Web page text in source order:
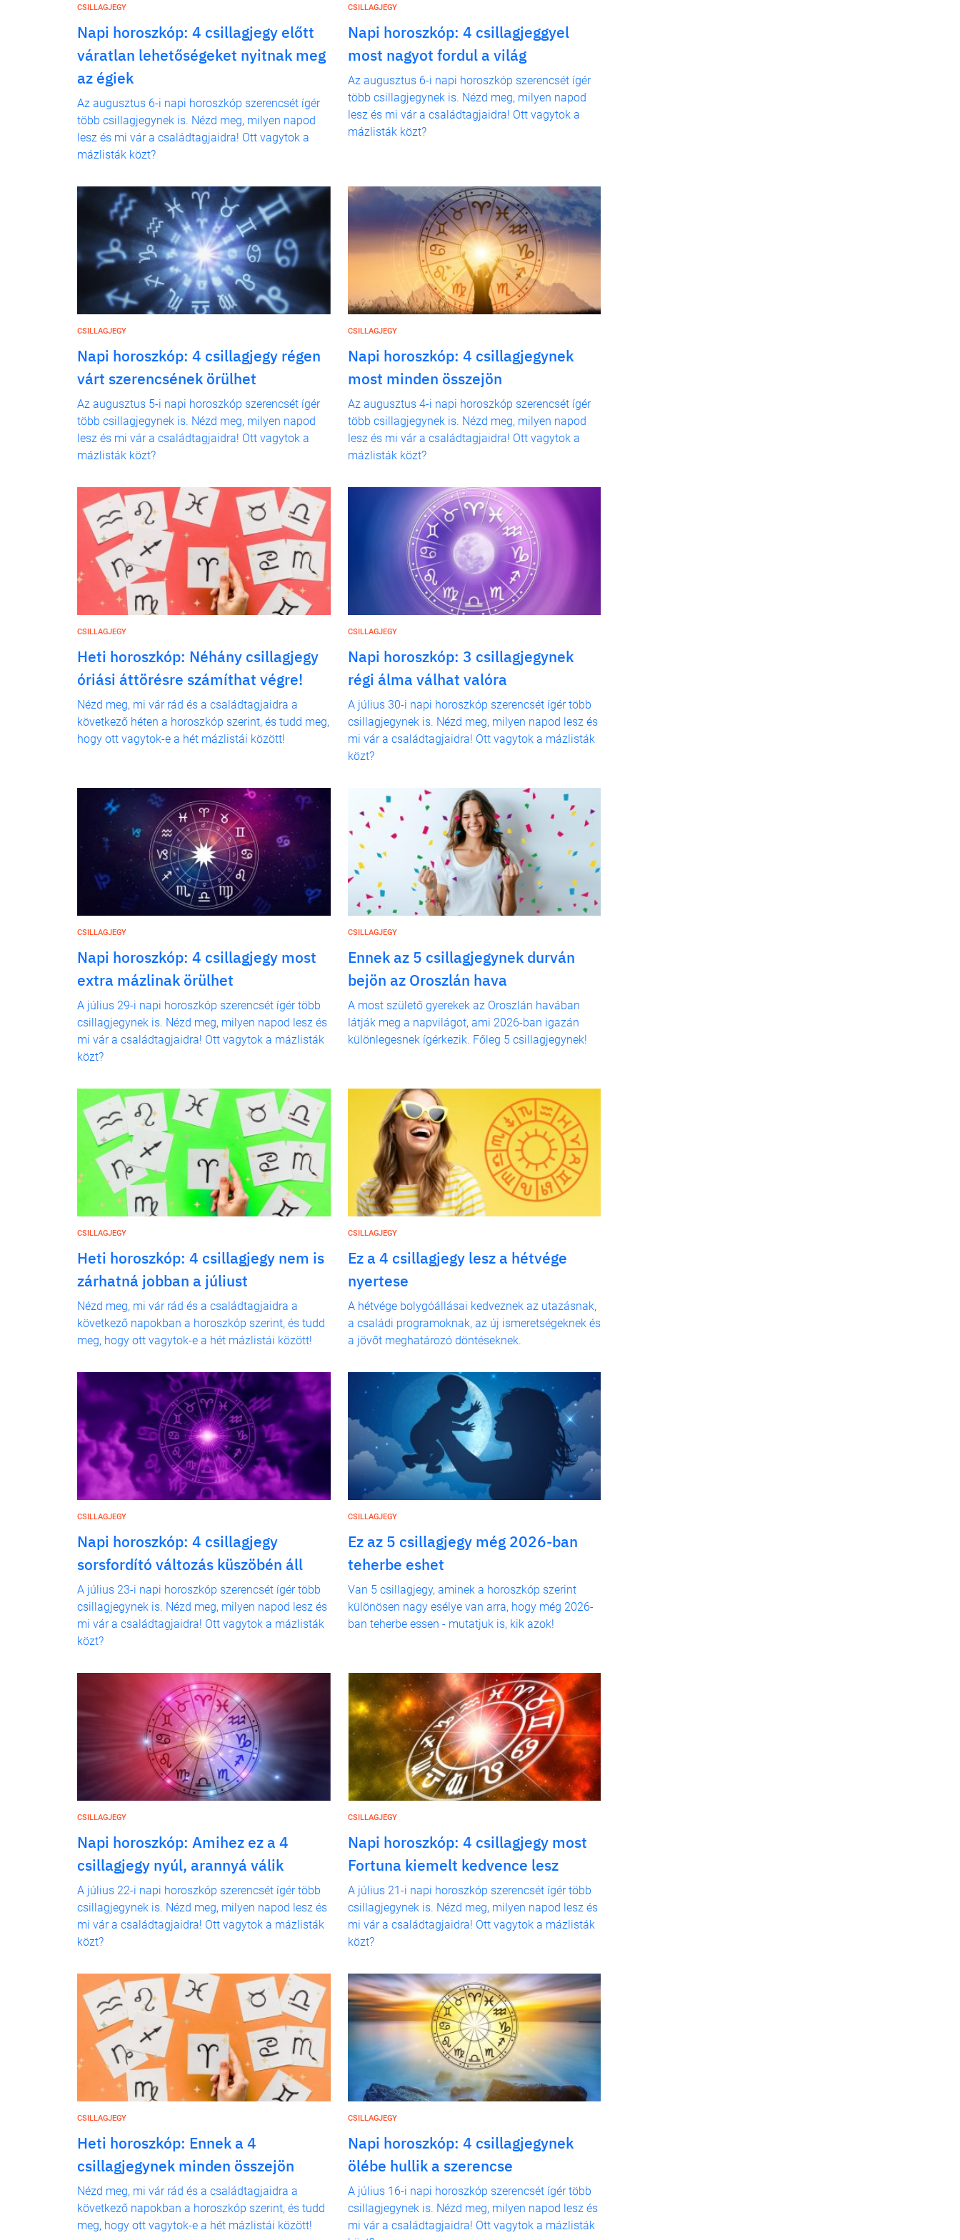
CSILLAGJEGY
Napi horoszkóp: 4 csillagjegy előtt
váratlan lehetőségeket nyitnak meg
az égiek
Az augusztus 6-i napi horoszkóp szerencsét ígér
több csillagjegynek is. Nézd meg, milyen napod
lesz és mi vár a családtagjaidra! Ott vagytok a
mázlisták közt?
CSILLAGJEGY
Napi horoszkóp: 4 csillagjeggyel
most nagyot fordul a világ
Az augusztus 6-i napi horoszkóp szerencsét ígér
több csillagjegynek is. Nézd meg, milyen napod
lesz és mi vár a családtagjaidra! Ott vagytok a
mázlisták közt?
CSILLAGJEGY
Napi horoszkóp: 4 csillagjegy régen
várt szerencsének örülhet
Az augusztus 5-i napi horoszkóp szerencsét ígér
több csillagjegynek is. Nézd meg, milyen napod
lesz és mi vár a családtagjaidra! Ott vagytok a
mázlisták közt?
CSILLAGJEGY
Napi horoszkóp: 4 csillagjegynek
most minden összejön
Az augusztus 4-i napi horoszkóp szerencsét ígér
több csillagjegynek is. Nézd meg, milyen napod
lesz és mi vár a családtagjaidra! Ott vagytok a
mázlisták közt?
CSILLAGJEGY
Heti horoszkóp: Néhány csillagjegy
óriási áttörésre számíthat végre!
Nézd meg, mi vár rád és a családtagjaidra a
következő héten a horoszkóp szerint, és tudd meg,
hogy ott vagytok-e a hét mázlistái között!
CSILLAGJEGY
Napi horoszkóp: 3 csillagjegynek
régi álma válhat valóra
A július 30-i napi horoszkóp szerencsét ígér több
csillagjegynek is. Nézd meg, milyen napod lesz és
mi vár a családtagjaidra! Ott vagytok a mázlisták
közt?
CSILLAGJEGY
Napi horoszkóp: 4 csillagjegy most
extra mázlinak örülhet
A július 29-i napi horoszkóp szerencsét ígér több
csillagjegynek is. Nézd meg, milyen napod lesz és
mi vár a családtagjaidra! Ott vagytok a mázlisták
közt?
CSILLAGJEGY
Ennek az 5 csillagjegynek durván
bejön az Oroszlán hava
A most születő gyerekek az Oroszlán havában
látják meg a napvilágot, ami 2026-ban igazán
különlegesnek ígérkezik. Főleg 5 csillagjegynek!
CSILLAGJEGY
Heti horoszkóp: 4 csillagjegy nem is
zárhatná jobban a júliust
Nézd meg, mi vár rád és a családtagjaidra a
következő napokban a horoszkóp szerint, és tudd
meg, hogy ott vagytok-e a hét mázlistái között!
CSILLAGJEGY
Ez a 4 csillagjegy lesz a hétvége
nyertese
A hétvége bolygóállásai kedveznek az utazásnak,
a családi programoknak, az új ismeretségeknek és
a jövőt meghatározó döntéseknek.
CSILLAGJEGY
Napi horoszkóp: 4 csillagjegy
sorsfordító változás küszöbén áll
A július 23-i napi horoszkóp szerencsét ígér több
csillagjegynek is. Nézd meg, milyen napod lesz és
mi vár a családtagjaidra! Ott vagytok a mázlisták
közt?
CSILLAGJEGY
Ez az 5 csillagjegy még 2026-ban
teherbe eshet
Van 5 csillagjegy, aminek a horoszkóp szerint
különösen nagy esélye van arra, hogy még 2026-
ban teherbe essen - mutatjuk is, kik azok!
CSILLAGJEGY
Napi horoszkóp: Amihez ez a 4
csillagjegy nyúl, arannyá válik
A július 22-i napi horoszkóp szerencsét ígér több
csillagjegynek is. Nézd meg, milyen napod lesz és
mi vár a családtagjaidra! Ott vagytok a mázlisták
közt?
CSILLAGJEGY
Napi horoszkóp: 4 csillagjegy most
Fortuna kiemelt kedvence lesz
A július 21-i napi horoszkóp szerencsét ígér több
csillagjegynek is. Nézd meg, milyen napod lesz és
mi vár a családtagjaidra! Ott vagytok a mázlisták
közt?
CSILLAGJEGY
Heti horoszkóp: Ennek a 4
csillagjegynek minden összejön
Nézd meg, mi vár rád és a családtagjaidra a
következő napokban a horoszkóp szerint, és tudd
meg, hogy ott vagytok-e a hét mázlistái között!
CSILLAGJEGY
Napi horoszkóp: 4 csillagjegynek
ölébe hullik a szerencse
A július 16-i napi horoszkóp szerencsét ígér több
csillagjegynek is. Nézd meg, milyen napod lesz és
mi vár a családtagjaidra! Ott vagytok a mázlisták